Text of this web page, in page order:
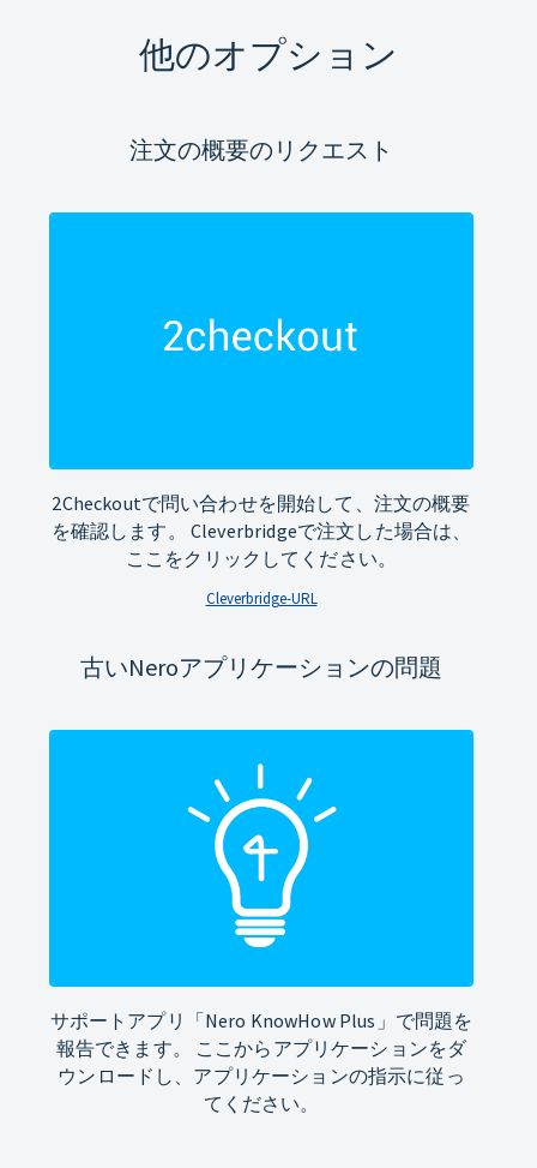
他のオプション
注文の概要のリクエスト
2Checkoutで問い合わせを開始して、注文の概要
を確認します。 Cleverbridgeで注文した場合は、
ここをクリックしてください。
Cleverbridge-URL
古いNeroアプリケーションの問題
サポートアプリ「Nero KnowHow Plus」で問題を
報告できます。 ここからアプリケーションをダ
ウンロードし、アプリケーションの指示に従っ
てください。